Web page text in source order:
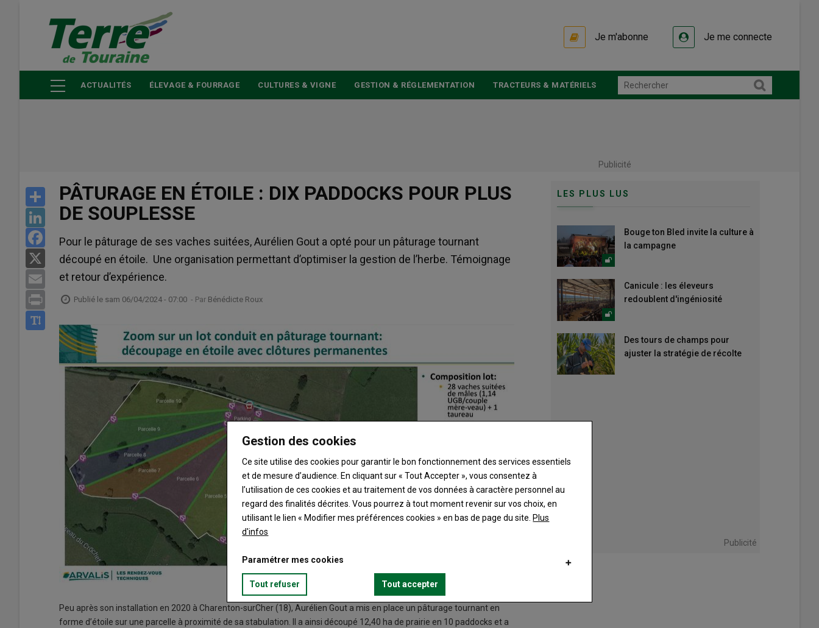
principal
Je m'abonne Je me connecte
ACTUALITÉS ÉLEVAGE & FOURRAGE CULTURES & VIGNE GESTION & RÉGLEMENTATION TRACTEURS & MATÉRIELS
Publicité
Share
LinkedIn
Facebook
Email
Print
PÂTURAGE EN ÉTOILE : DIX PADDOCKS POUR PLUS
DE SOUPLESSE
Pour le pâturage de ses vaches suitées, Aurélien Gout a opté pour un pâturage tournant
découpé en étoile. Une organisation permettant d’optimiser la gestion de l’herbe. Témoignage
et retour d’expérience.
Publié le sam 06/04/2024 - 07:00 - Par Bénédicte Roux
Peu après son installation en 2020 à Charenton-surCher (18), Aurélien Gout a mis en place un pâturage tournant en
forme d’étoile sur une parcelle à proximité de sa stabulation. Il a ainsi découpé 12,40 ha de prairie en 10 paddocks et a
LES PLUS LUS
Bouge ton Bled invite la culture à
la campagne
Canicule : les éleveurs
redoublent d'ingéniosité
Des tours de champs pour
ajuster la stratégie de récolte
Publicité
Gestion des cookies
Ce site utilise des cookies pour garantir le bon fonctionnement des services essentiels
et de mesure d’audience. En cliquant sur « Tout Accepter », vous consentez à
l’utilisation de ces cookies et au traitement de vos données à caractère personnel au
regard des finalités décrites. Vous pourrez à tout moment revenir sur vos choix, en
utilisant le lien « Modifier mes préférences cookies » en bas de page du site. Plus
d'infos
Paramétrer mes cookies
Tout refuser Tout accepter